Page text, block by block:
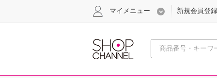
心おどる
マイメニュー 新規会員登録